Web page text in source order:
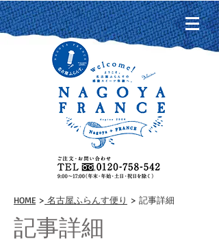
HOME > 名古屋ふらんす便り > 記事詳細
記事詳細